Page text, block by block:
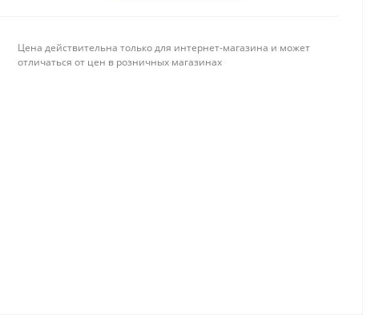
Цена действительна только для интернет-магазина и может
отличаться от цен в розничных магазинах